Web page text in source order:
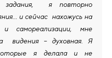
задания, я повторно
и сейчас нахожусь на
самореализации, мне
видения – духовная. Я
я делала и не